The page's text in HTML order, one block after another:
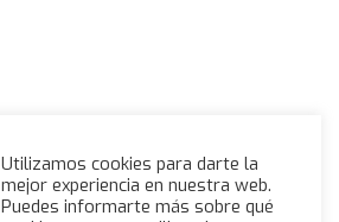
Utilizamos cookies para darte la
mejor experiencia en nuestra web.
Puedes informarte más sobre qué